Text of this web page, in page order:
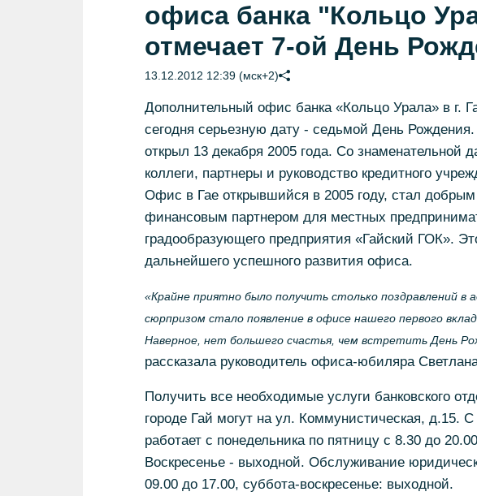
офиса банка "Кольцо
отмечает 7-ой День
13.12.2012 12:39 (мск+2)
Дополнительный офис банка «Кольцо Урала» в г.
сегодня серьезную дату - седьмой День
открыл 13 декабря 2005 года. Со знаменательной
коллеги, партнеры и руководство кредитного
Офис в Гае открывшийся в 2005 году, стал
финансовым партнером для местных
градообразующего предприятия «Гайский ГОК».
дальнейшего успешного развития офиса.
«Крайне приятно было получить столько поздравлений
сюрпризом стало появление в офисе нашего первого
Наверное, нет большего счастья, чем встретить День
рассказала руководитель офиса-юбиляра
Получить все необходимые услуги банковского
городе Гай могут на ул. Коммунистическая,
работает с понедельника по пятницу с 8.30 до
Воскресенье - выходной. Обслуживание
09.00 до 17.00, суббота-воскресенье: выходной.